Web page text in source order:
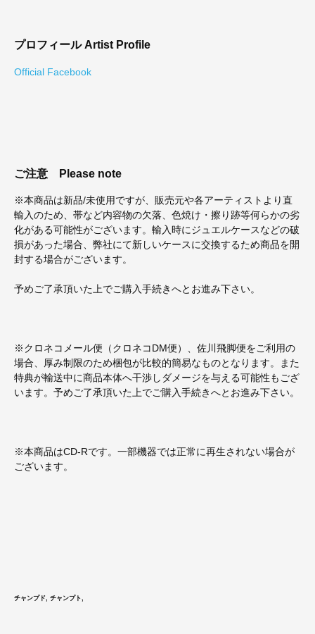
プロフィール Artist Profile
Official Facebook
ご注意 Please note
※本商品は新品/未使用ですが、販売元や各アーティストより直
輸入のため、帯など内容物の欠落、色焼け・擦り跡等何らかの劣
化がある可能性がございます。輸入時にジュエルケースなどの破
損があった場合、弊社にて新しいケースに交換するため商品を開
封する場合がございます。
予めご了承頂いた上でご購入手続きへとお進み下さい。
※クロネコメール便（クロネコDM便）、佐川飛脚便をご利用の
場合、厚み制限のため梱包が比較的簡易なものとなります。また
特典が輸送中に商品本体へ干渉しダメージを与える可能性もござ
います。予めご了承頂いた上でご購入手続きへとお進み下さい。
※本商品はCD-Rです。一部機器では正常に再生されない場合が
ございます。
チャンプド, チャンプト,